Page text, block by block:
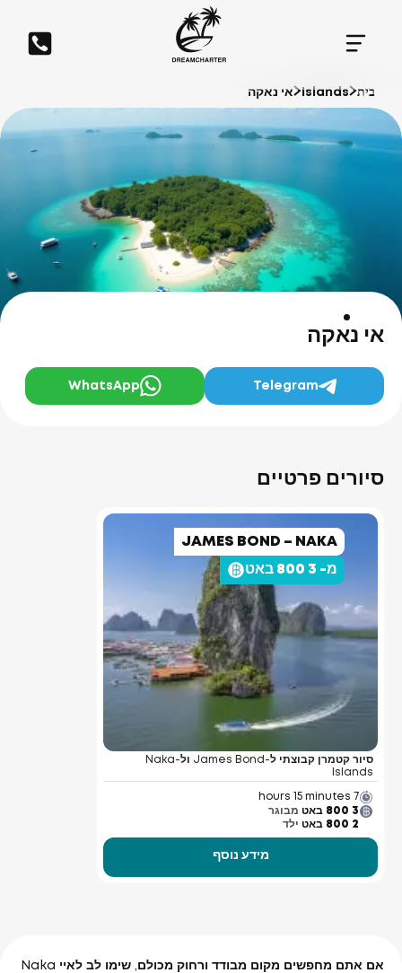
בית Islands אי נאקה
אי נאקה
Telegram
WhatsApp
סיורים פרטיים
JAMES BOND – NAKA
מ- 3 800 באט
סיור קטמרן קבוצתי ל-James Bond ול-Naka
Islands
7 hours 15 minutes
3 800 באט
מבוגר
2 800 באט
ילד
מידע נוסף
אם אתם מחפשים מקום מבודד ורחוק מכולם, שימו לב לאיי Naka